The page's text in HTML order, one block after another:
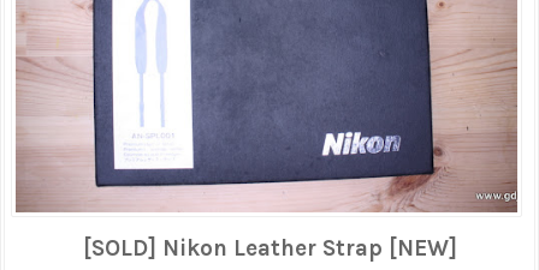
[SOLD] Nikon Leather Strap [NEW]